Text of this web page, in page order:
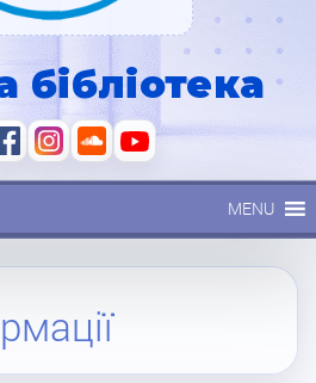
бібліотека
MENU